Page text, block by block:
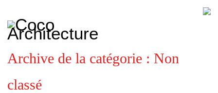
Architecture
architecture,
urbanisme,
etc.
Archive de la catégorie : Non
classé